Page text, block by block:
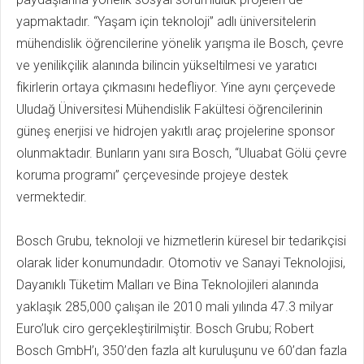
yapmaktadır. “Yaşam için teknoloji” adlı üniversitelerin
mühendislik öğrencilerine yönelik yarışma ile Bosch, çevre
ve yenilikçilik alanında bilincin yükseltilmesi ve yaratıcı
fikirlerin ortaya çıkmasını hedefliyor. Yine aynı çerçevede
Uludağ Üniversitesi Mühendislik Fakültesi öğrencilerinin
güneş enerjisi ve hidrojen yakıtlı araç projelerine sponsor
olunmaktadır. Bunların yanı sıra Bosch, “Uluabat Gölü çevre
koruma programı” çerçevesinde projeye destek
vermektedir.
Bosch Grubu, teknoloji ve hizmetlerin küresel bir tedarikçisi
olarak lider konumundadır. Otomotiv ve Sanayi Teknolojisi,
Dayanıklı Tüketim Malları ve Bina Teknolojileri alanında
yaklaşık 285,000 çalışan ile 2010 mali yılında 47.3 milyar
Euro’luk ciro gerçekleştirilmiştir. Bosch Grubu; Robert
Bosch GmbH’ı, 350’den fazla alt kuruluşunu ve 60’dan fazla